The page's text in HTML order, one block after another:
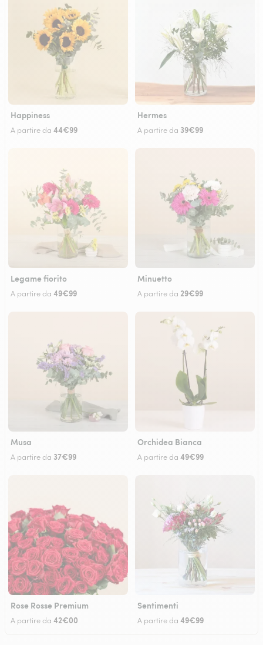
Happiness
A partire da 44€99
Hermes
A partire da 39€99
Legame fiorito
A partire da 49€99
Minuetto
A partire da 29€99
Musa
A partire da 37€99
Orchidea Bianca
A partire da 49€99
Rose Rosse Premium
A partire da 42€00
Sentimenti
A partire da 49€99